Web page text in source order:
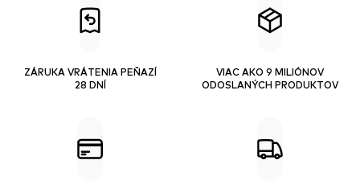
ZÁRUKA VRÁTENIA PEŇAZÍ
28 DNÍ
VIAC AKO 9 MILIÓNOV
ODOSLANÝCH PRODUKTOV